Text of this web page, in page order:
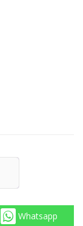
Whatsapp